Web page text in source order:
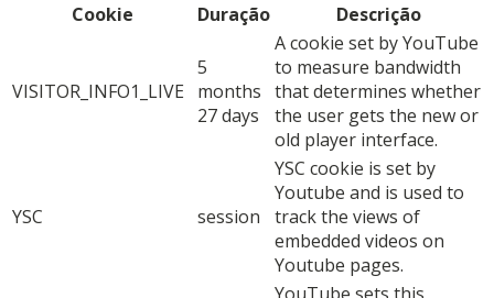
Cookie
Duração Descrição
VISITOR_INFO1_LIVE
5
months
27 days
A cookie set by YouTube
to measure bandwidth
that determines whether
the user gets the new or
old player interface.
YSC session
YSC cookie is set by
Youtube and is used to
track the views of
embedded videos on
Youtube pages.